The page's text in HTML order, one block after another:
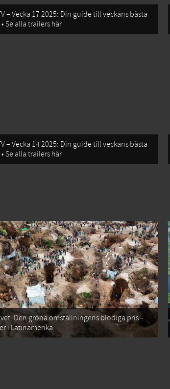
– Vecka 17 2025: Din guide till veckans bästa
Se alla trailers här
– Vecka 14 2025: Din guide till veckans bästa
Se alla trailers här
Den gröna omställningens blodiga pris –
i Latinamerika